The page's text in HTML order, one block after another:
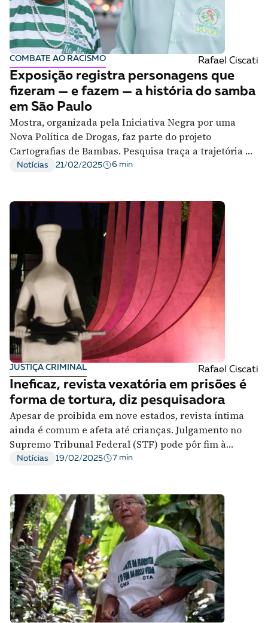
COMBATE AO RACISMO Rafael Ciscati
Exposição registra personagens que
fizeram — e fazem — a história do samba
em São Paulo
Mostra, organizada pela Iniciativa Negra por uma
Nova Política de Drogas, faz parte do projeto
Cartografias de Bambas. Pesquisa traça a trajetória da
presença negra na Barra Funda, berço do samba
Notícias 21/02/2025 6 min
JUSTIÇA CRIMINAL Rafael Ciscati
Ineficaz, revista vexatória em prisões é
forma de tortura, diz pesquisadora
Apesar de proibida em nove estados, revista íntima
ainda é comum e afeta até crianças. Julgamento no
Supremo Tribunal Federal (STF) pode pôr fim à
prática
Notícias 19/02/2025 7 min